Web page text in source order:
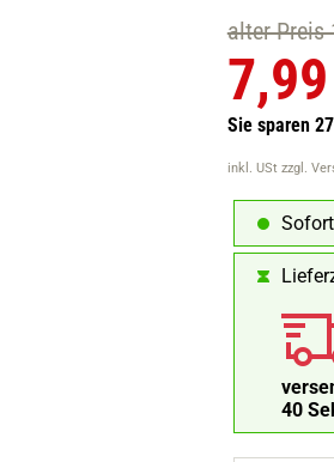
alter Preis
Sie sparen
inkl. USt zzgl.
39